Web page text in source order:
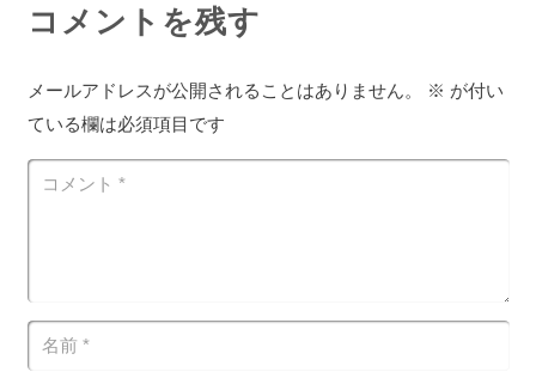
コメントを残す
メールアドレスが公開されることはありません。 ※ が付い
ている欄は必須項目です